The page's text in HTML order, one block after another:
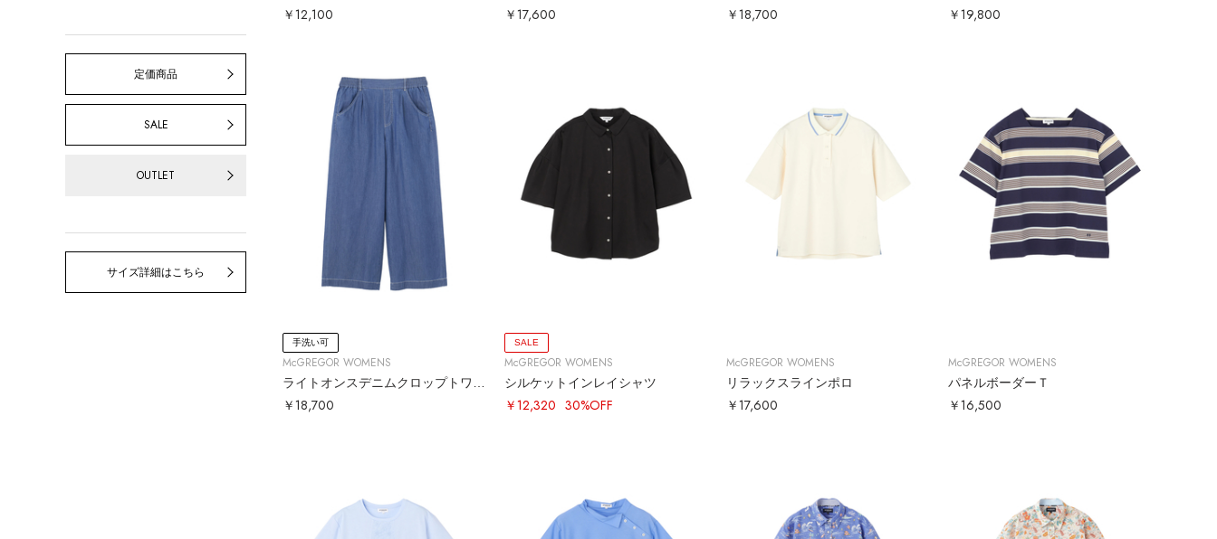
定価商品
SALE
OUTLET
サイズ詳細はこちら
￥12,100 ￥17,600 ￥18,700 ￥19,800
手洗い可
McGREGOR WOMENS
￥18,700
SALE
McGREGOR WOMENS
シルケットインレイシャツ
￥12,320 30%OFF
McGREGOR WOMENS
リラックスラインポロ
￥17,600
McGREGOR WOMENS
パネルボーダーＴ
￥16,500